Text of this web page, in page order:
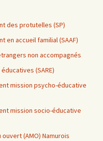
des protutelles (SP)
en accueil familial (SAAF)
non accompagnés
(SARE)
mission psycho-éducative
mission socio-éducative
(AMO) Namurois